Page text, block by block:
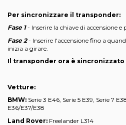
Per sincronizzare il transponder:
Fase 1- Inserire la chiave di accensione e
Fase 2- Inserire l'accensione fino a
inizia a girare.
Il transponder ora è sincronizzato
Vetture:
BMW: Serie 3 E46, Serie 5 E39, Serie 7
E36/E37/E38
Land Rover: Freelander L314